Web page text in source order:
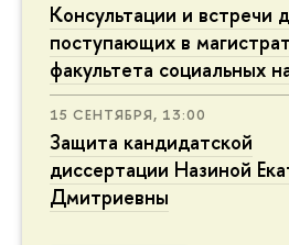
Консультации и встречи
поступающих в
факультета социальных
15 СЕНТЯБРЯ, 13:00
Защита кандидатской
диссертации Назиной
Дмитриевны